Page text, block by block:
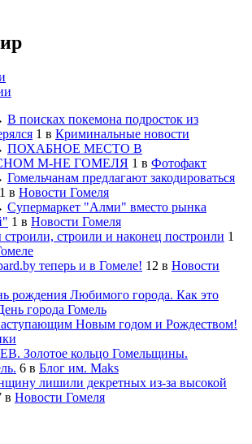
В поисках покемона подросток из
1 в Криминальные новости
ПОХАБНОЕ МЕСТО В
М-НЕ ГОМЕЛЯ 1 в Фотофакт
Гомельчанам предлагают закодироваться
1 в Новости Гомеля
Супермаркет "Алми" вместо рынка
1 в Новости Гомеля
строили и наконец построили 1
теперь и в Гомеле! 12 в Новости
рождения Любимого города. Как это
города Гомель
Новым годом и Рождеством!
Золотое кольцо Гомельщины.
6 в Блог им. Maks
лишили декретных из-за высокой
в Новости Гомеля